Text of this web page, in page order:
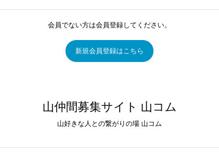
会員でない方は会員登録してください。
新規会員登録はこちら
山仲間募集サイト 山コム
山好きな人との繋がりの場 山コム